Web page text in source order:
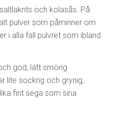
och kolasås. På
pulver som påminner om
i alla fall pulvret som ibland
god, lätt smörig
lite sockrig och grynig,
fint sega som sina